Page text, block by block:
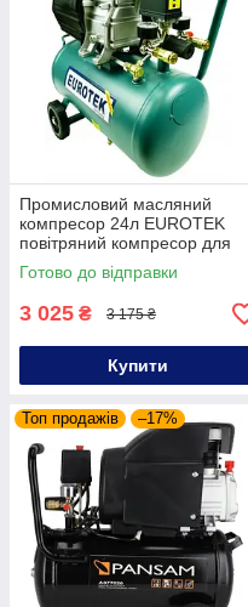
Промисловий масляний
компресор 24л EUROTEK
повітряний компресор для
будинку компресор масляний
24л з манометром
Готово до відправки
3 025 ₴ 3 175 ₴
Купити
Топ продажів –17%